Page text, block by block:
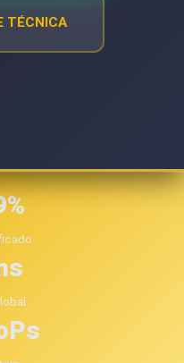
TÉCNICA